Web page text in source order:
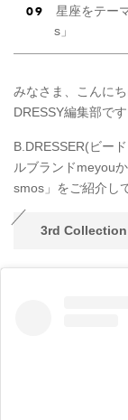
星座をテー
s」
みなさま、こんにち
DRESSY編集部で
B.DRESSER(ビー
ルブランドmeyou
smos」をご紹介し
3rd Collection